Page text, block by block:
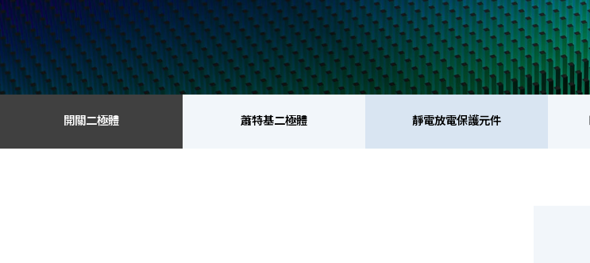
開關二極體 蕭特基二極體 靜電放電保護元件